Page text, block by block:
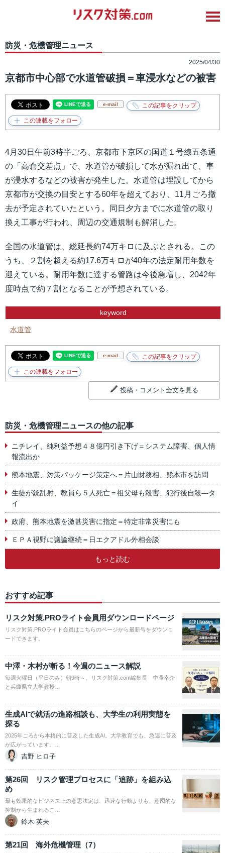
防災・危機管理ニュース
2025/04/30
京都市中心部で水道管破損＝車浸水などの被害
e-mail
4月30日午前3時半ごろ、京都市下京区の国道１号線五条通
の「高倉交差点」で、水道管が破損して水が漏れ出て、車
が浸水するなどの被害が発生した。水道管は埋設してから
京都市が交換の目安とする60年を超えており、11月ごろ撤
去が予定されていたという。同日夕方までに水道管の取り
換え工事が行われ、周辺の交通規制も解消した。
全国の水道管は、総延長約74万キロに及ぶとされる。この
うち、２割を超える約17.6万キロが40年の法定耐用年数を
迎えている。耐用年数に達する管路は今後急増し、2042年
度時点で約７割となることが予想されている。
keyword
水道管
e-mail
投稿・コメント全文を見る
防災・危機管理ニュースの他の記事
ニチレイ、純利益予想４８億円引き下げ＝システム障害、個人情
報流出か
熊本地震、対策パッケージ策定へ＝片山財務相、熊本市を訪問
生徒が銃乱射、教員ら５人死亡＝祖父母も殺害、犯行後自殺―タ
イ
政府、熊本地震を激甚災害に指定＝特定非常災害にも
ＥＰＡ視野に議論継続＝日エクアドル外相会談
もっと読む
おすすめ記事
リスク対策.PROライト会員用ダウンロードページ
リスク対策.PROライト会員はこちらのページから最新号をダウンロ
ードできます。
中澤・木村が斬る！今週のニュース解説
毎週火曜日（平日のみ）朝9時～、リスク対策.com編集長 中澤幸介
と兵庫県立大学教授…
生成AIで就活の進路相談も、大学生の利用実態を
探る
2025年ごろから本格的に普及した生成AI。大学教育でも、急速に普及
が広がっています。…
吉野 ヒロ子
第26回 リスク管理プロセスに「追跡」を組み込
め
最も効果的なビジネス上の意思決定は、迅速な行動よりも、意図的な
抑制から生まれるこ…
鈴木 英夫
第21回 海外危機管理（7）